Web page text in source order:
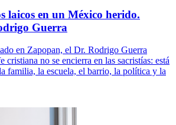
laicos en un México herido.
Guerra
en Zapopan, el Dr. Rodrigo Guerra
cristiana no se encierra en las sacristías: está
familia, la escuela, el barrio, la política y la